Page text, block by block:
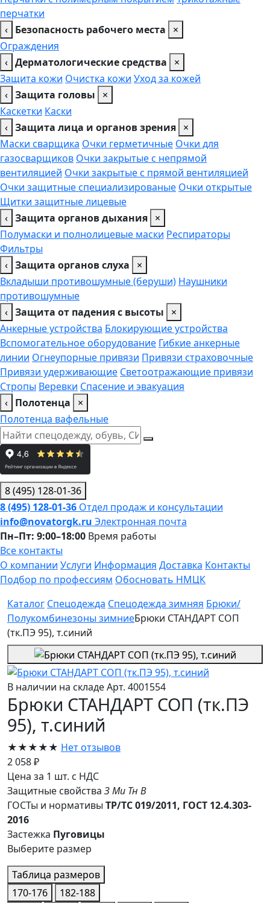
перчатки
‹ Безопасность рабочего места
×
Ограждения
‹ Дерматологические средства
×
Защита кожи Очистка кожи Уход за кожей
‹ Защита головы
×
Каскетки Каски
‹ Защита лица и органов зрения ×
Маски сварщика Очки герметичные Очки для
газосварщиков Очки закрытые с непрямой
вентиляцией Очки закрытые с прямой вентиляцией
Очки защитные специализированые Очки открытые
Щитки защитные лицевые
‹ Защита органов дыхания ×
Полумаски и полнолицевые маски Респираторы
Фильтры
‹ Защита органов слуха
×
Вкладыши противошумные (беруши) Наушники
противошумные
‹ Защита от падения с высоты
×
Анкерные устройства Блокирующие устройства
Вспомогательное оборудование Гибкие анкерные
линии Огнеупорные привязи Привязи страховочные
Привязи удерживающие Светоотражающие привязи
Стропы Веревки Спасение и эвакуация
‹ Полотенца
×
Полотенца вафельные
8 (495) 128-01-36
8 (495) 128-01-36 Отдел продаж и консультации
info@novatorgk.ru Электронная почта
Пн–Пт: 9:00–18:00 Время работы
Все контакты
О компании Услуги Информация Доставка Контакты
Подбор по профессиям Обосновать НМЦК
Каталог Спецодежда Спецодежда зимняя Брюки/
Полукомбинезоны зимниеБрюки СТАНДАРТ СОП
(тк.ПЭ 95), т.синий
В наличии на складеАрт. 4001554
Брюки СТАНДАРТ СОП (тк.ПЭ
95), т.синий
★★★★★ Нет отзывов
2 058 ₽
Цена за 1 шт. с НДС
Защитные свойства ЗМи Тн В
ГОСТы и нормативы ТР/ТС 019/2011, ГОСТ 12.4.303-
2016
Застежка Пуговицы
Выберите размер
Таблица размеров
170-176
182-188